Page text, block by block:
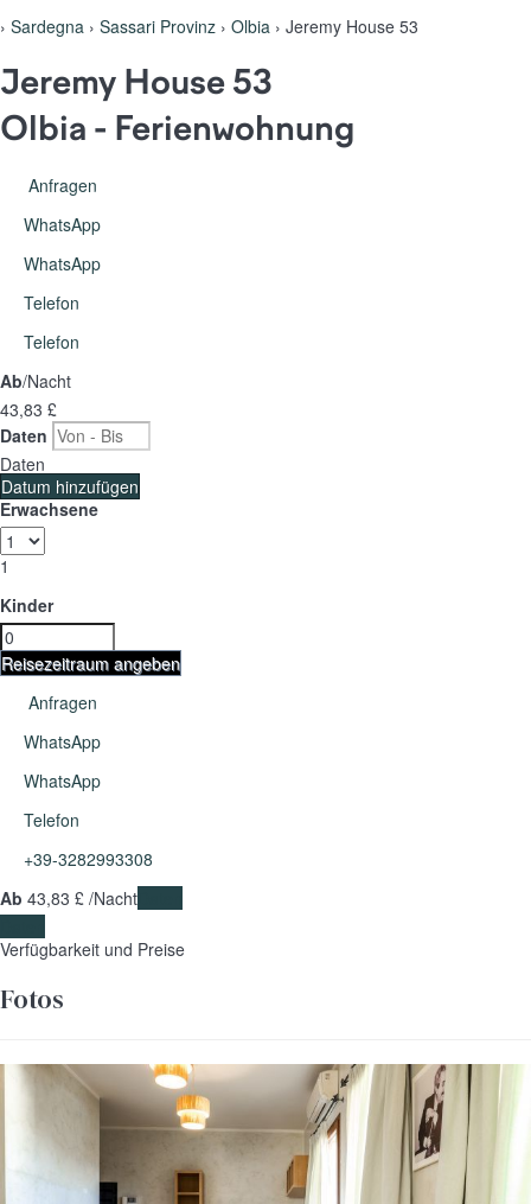
› Sardegna › Sassari Provinz › Olbia › Jeremy House 53
Jeremy House 53
Olbia - Ferienwohnung
Anfragen
WhatsApp
WhatsApp
Telefon
Telefon
Ab/Nacht
43,83 £
Daten
Daten
Datum hinzufügen
Erwachsene
1
Kinder
Reisezeitraum angeben
Anfragen
WhatsApp
WhatsApp
Telefon
+39-3282993308
Ab 43,83 £ /Nacht
Verfügbarkeit und Preise
Fotos